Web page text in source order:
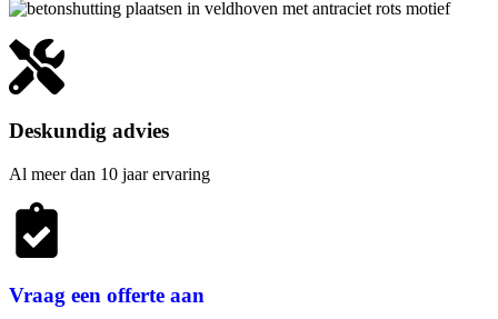
Deskundig advies
Al meer dan 10 jaar ervaring
Vraag een offerte aan